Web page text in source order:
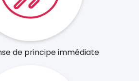
de principe immédiate